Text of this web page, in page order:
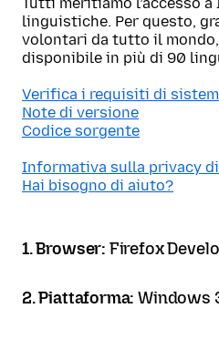
linguistiche. Per questo,
volontari da tutto il
disponibile in più di 90
Verifica i requisiti di
Note di versione
Codice sorgente
Informativa sulla privacy
Hai bisogno di aiuto?
1. Browser: Firefox
2. Piattaforma:Windows